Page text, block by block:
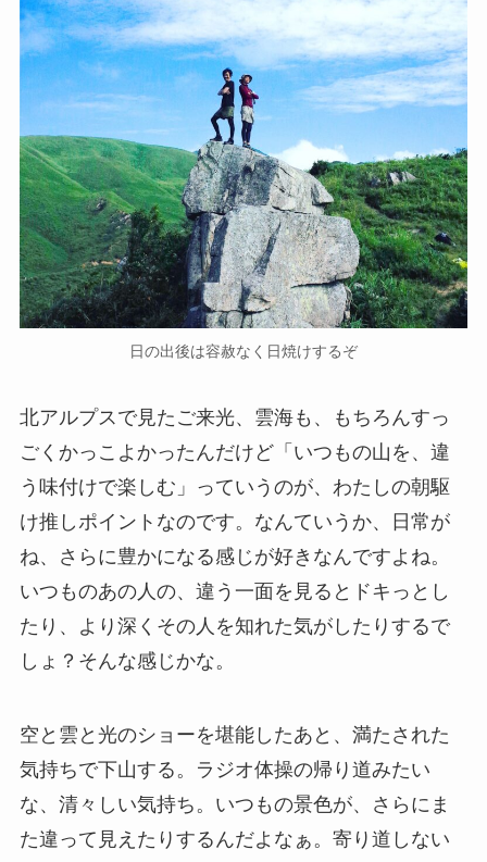
日の出後は容赦なく日焼けするぞ
北アルプスで見たご来光、雲海も、もちろんすっ
ごくかっこよかったんだけど「いつもの山を、違
う味付けで楽しむ」っていうのが、わたしの朝駆
け推しポイントなのです。なんていうか、日常が
ね、さらに豊かになる感じが好きなんですよね。
いつものあの人の、違う一面を見るとドキっとし
たり、より深くその人を知れた気がしたりするで
しょ？そんな感じかな。
空と雲と光のショーを堪能したあと、満たされた
気持ちで下山する。ラジオ体操の帰り道みたい
な、清々しい気持ち。いつもの景色が、さらにま
た違って見えたりするんだよなぁ。寄り道しない